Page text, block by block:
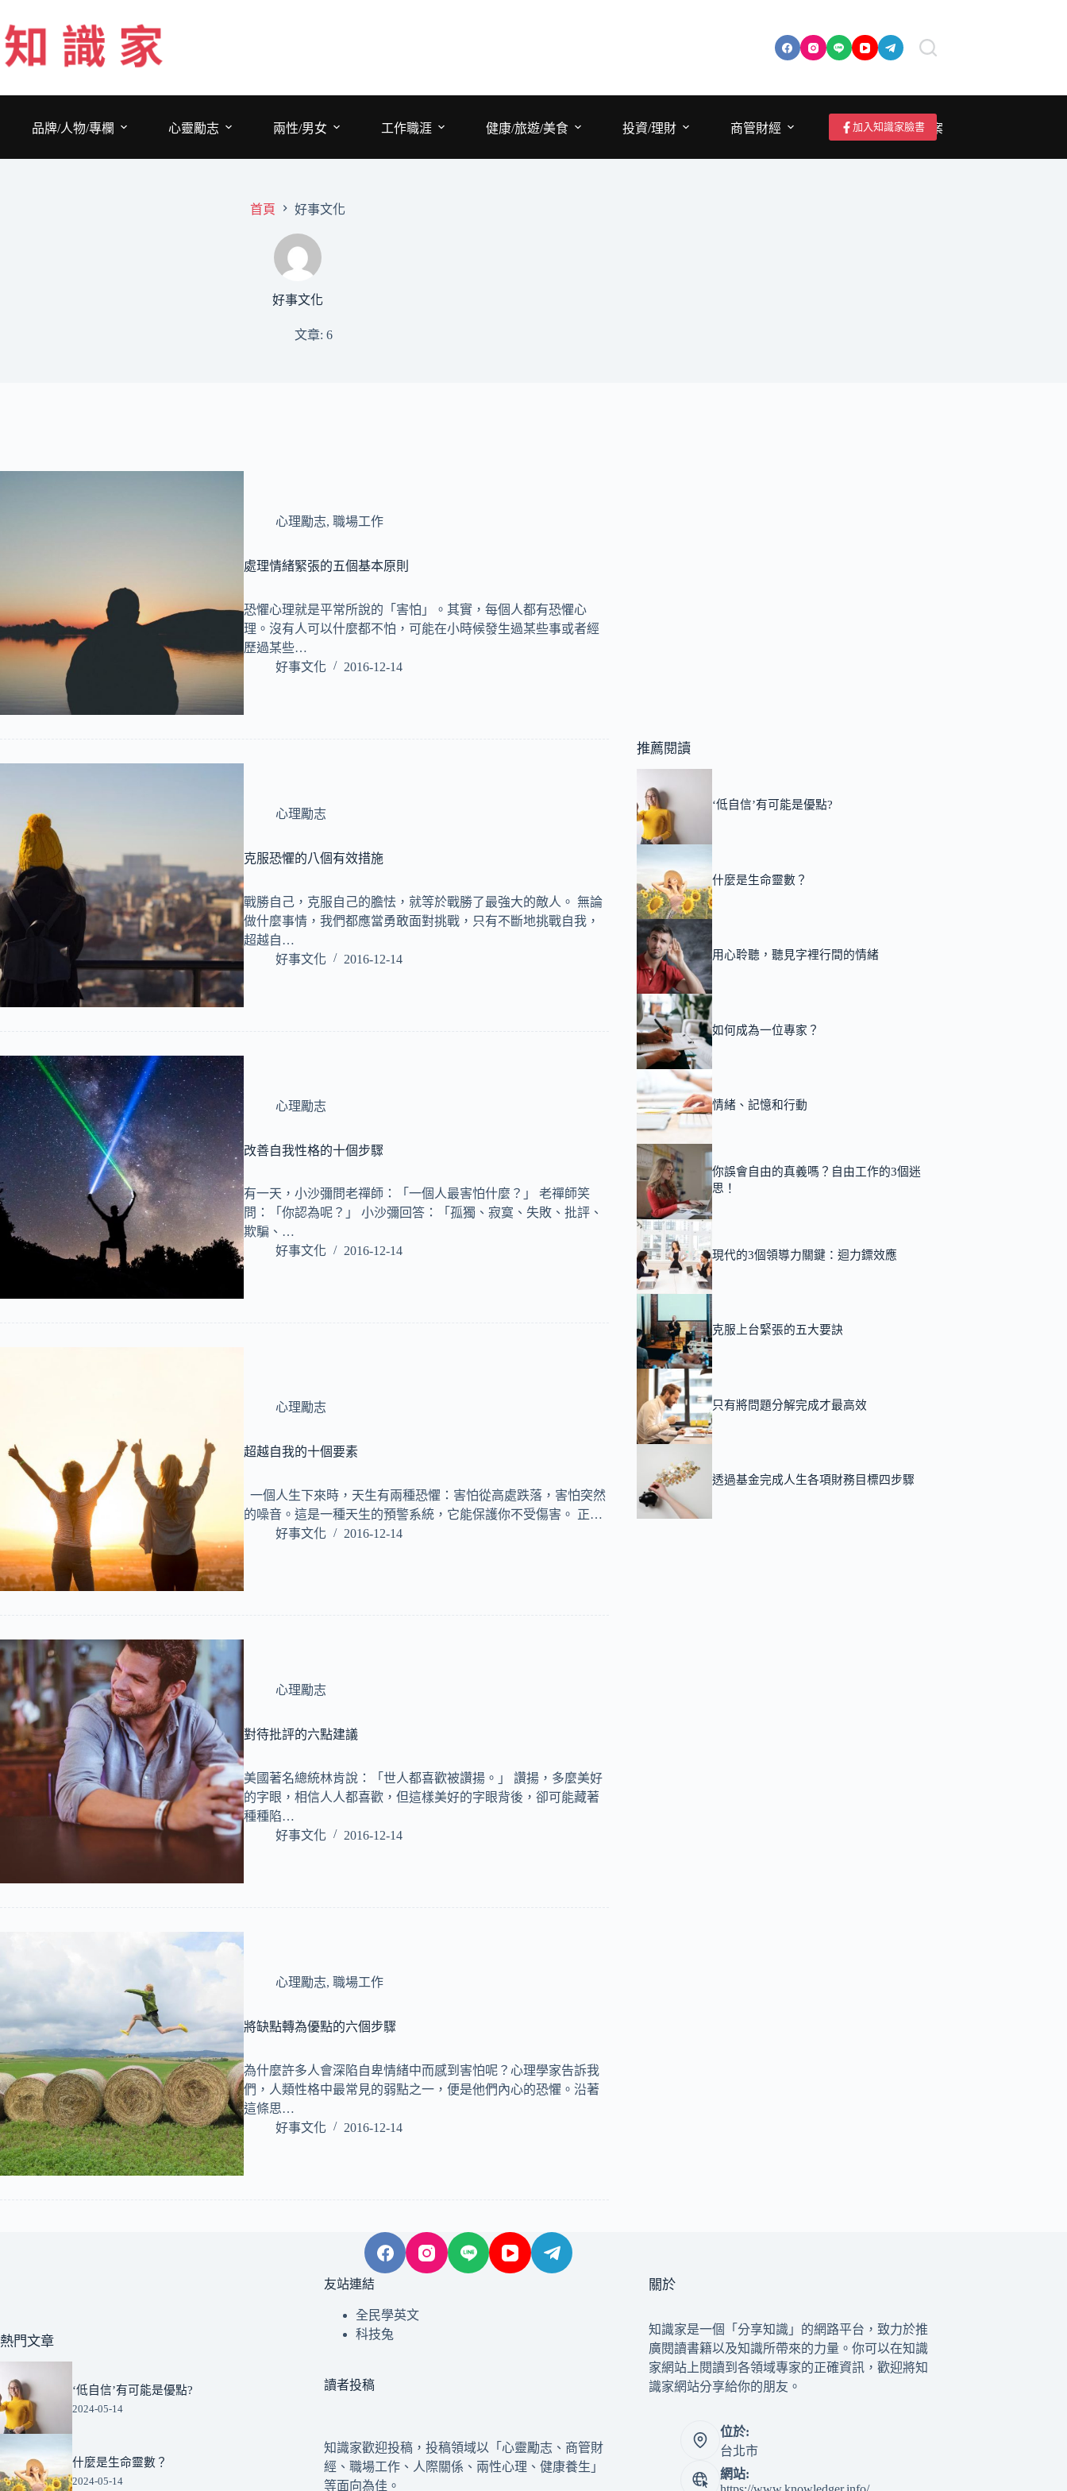
至
主
要
品牌/人物/專欄
心靈勵志 兩性/男女 工作職涯 健康/旅遊/美食 投資/理財 商管財經 成為作者/投稿/提案
加入知識家臉書
首頁 好事文化
好事文化
文章: 6
心理勵志, 職場工作
處理情緒緊張的五個基本原則
恐懼心理就是平常所說的「害怕」。其實，每個人都有恐懼心
理。沒有人可以什麼都不怕，可能在小時候發生過某些事或者經
歷過某些…
好事文化
2016-12-14
心理勵志
克服恐懼的八個有效措施
戰勝自己，克服自己的膽怯，就等於戰勝了最強大的敵人。 無論
做什麼事情，我們都應當勇敢面對挑戰，只有不斷地挑戰自我，
超越自…
好事文化
2016-12-14
心理勵志
改善自我性格的十個步驟
有一天，小沙彌問老禪師：「一個人最害怕什麼？」 老禪師笑
問：「你認為呢？」 小沙彌回答：「孤獨、寂寞、失敗、批評、
欺騙、…
好事文化
2016-12-14
心理勵志
超越自我的十個要素
一個人生下來時，天生有兩種恐懼：害怕從高處跌落，害怕突然
的噪音。這是一種天生的預警系統，它能保護你不受傷害。 正…
好事文化
2016-12-14
心理勵志
對待批評的六點建議
美國著名總統林肯說：「世人都喜歡被讚揚。」 讚揚，多麼美好
的字眼，相信人人都喜歡，但這樣美好的字眼背後，卻可能藏著
種種陷…
好事文化
2016-12-14
心理勵志, 職場工作
將缺點轉為優點的六個步驟
為什麼許多人會深陷自卑情緒中而感到害怕呢？心理學家告訴我
們，人類性格中最常見的弱點之一，便是他們內心的恐懼。沿著
這條思…
好事文化
2016-12-14
推薦閱讀
‘低自信’有可能是優點?
什麼是生命靈數？
用心聆聽，聽見字裡行間的情緒
如何成為一位專家？
情緒、記憶和行動
你誤會自由的真義嗎？自由工作的3個迷
思！
現代的3個領導力關鍵：迴力鏢效應
克服上台緊張的五大要訣
只有將問題分解完成才最高效
透過基金完成人生各項財務目標四步驟
熱門文章
‘低自信’有可能是優點?
2024-05-14
什麼是生命靈數？
2024-05-14
友站連結
全民學英文
科技兔
讀者投稿
知識家歡迎投稿，投稿領域以「心靈勵志、商管財
經、職場工作、人際關係、兩性心理、健康養生」
等面向為佳。
關於
知識家是一個「分享知識」的網路平台，致力於推
廣閱讀書籍以及知識所帶來的力量。你可以在知識
家網站上閱讀到各領域專家的正確資訊，歡迎將知
識家網站分享給你的朋友。
位於:
台北市
網站: